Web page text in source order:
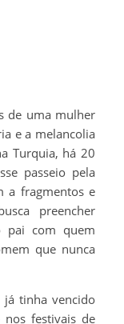
de uma mulher
e a melancolia
Turquia, há 20
passeio pela
a fragmentos e
preencher
pai com quem
que nunca
já tinha vencido
nos festivais de